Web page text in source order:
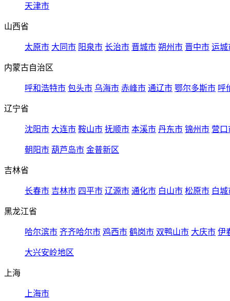
天津市
山西省
太原市 大同市 阳泉市 长治市 晋城市 朔州市 晋中市 运城
内蒙古自治区
呼和浩特市 包头市 乌海市 赤峰市 通辽市 鄂尔多斯市 呼
辽宁省
沈阳市 大连市 鞍山市 抚顺市 本溪市 丹东市 锦州市 营口
朝阳市 葫芦岛市 金普新区
吉林省
长春市 吉林市 四平市 辽源市 通化市 白山市 松原市 白城
黑龙江省
哈尔滨市 齐齐哈尔市 鸡西市 鹤岗市 双鸭山市 大庆市 伊
大兴安岭地区
上海
上海市